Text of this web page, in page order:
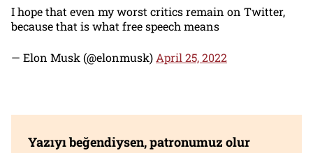
I hope that even my worst critics remain on Twitter,
because that is what free speech means
— Elon Musk (@elonmusk) April 25, 2022
Yazıyı beğendiysen, patronumuz olur